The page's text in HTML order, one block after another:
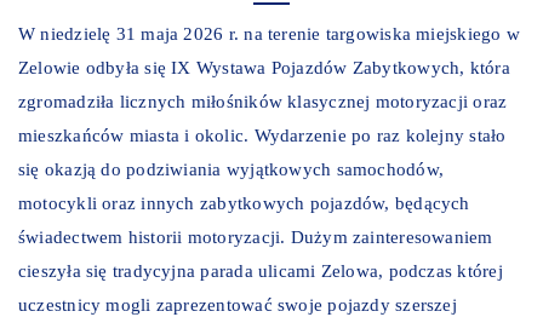
W niedzielę 31 maja 2026 r. na terenie targowiska miejskiego w
Zelowie odbyła się IX Wystawa Pojazdów Zabytkowych, która
zgromadziła licznych miłośników klasycznej motoryzacji oraz
mieszkańców miasta i okolic. Wydarzenie po raz kolejny stało
się okazją do podziwiania wyjątkowych samochodów,
motocykli oraz innych zabytkowych pojazdów, będących
świadectwem historii motoryzacji. Dużym zainteresowaniem
cieszyła się tradycyjna parada ulicami Zelowa, podczas której
uczestnicy mogli zaprezentować swoje pojazdy szerszej